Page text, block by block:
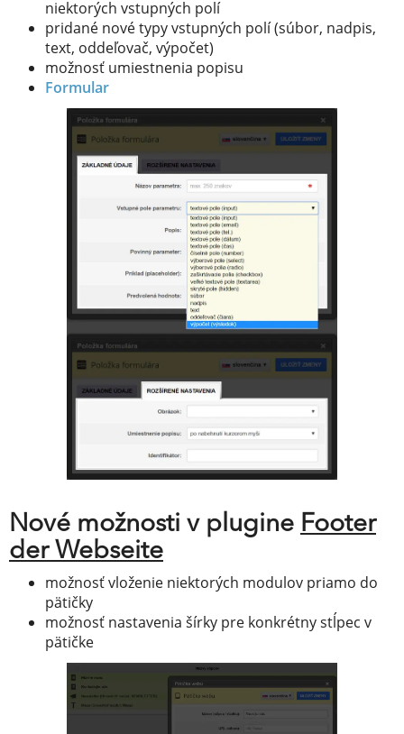
niektorých vstupných polí
pridané nové typy vstupných polí (súbor, nadpis,
text, oddeľovač, výpočet)
možnosť umiestnenia popisu
Formular
Nové možnosti v plugine Footer
der Webseite
možnosť vloženie niektorých modulov priamo do
pätičky
možnosť nastavenia šírky pre konkrétny stĺpec v
pätičke